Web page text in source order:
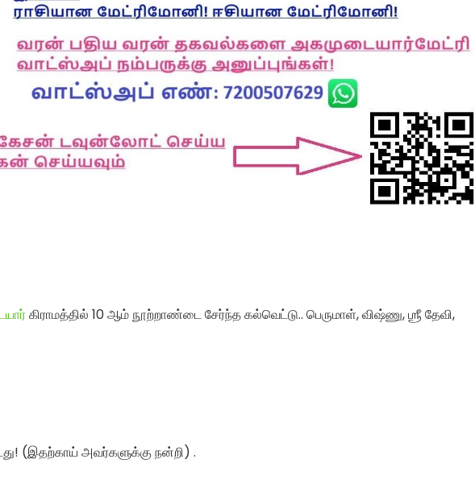
கிராமத்தில் 10 ஆம் நூற்றாண்டை சேர்ந்த கல்வெட்டு.. பெருமாள், விஷ்ணு, ஶ்ரீ தேவி,
(இதற்காய் அவர்களுக்கு நன்றி) .